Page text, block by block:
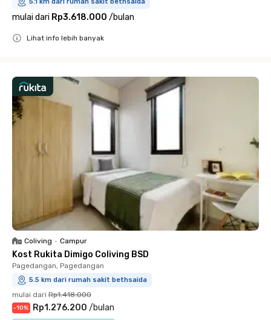
mulai dari Rp3.618.000 /bulan
Lihat info lebih banyak
Coliving • Campur
Kost Rukita Dimigo Coliving BSD
Pagedangan, Pagedangan
5.5 km dari rumah sakit bethsaida
mulai dari Rp1.418.000
-10% Rp1.276.200 /bulan